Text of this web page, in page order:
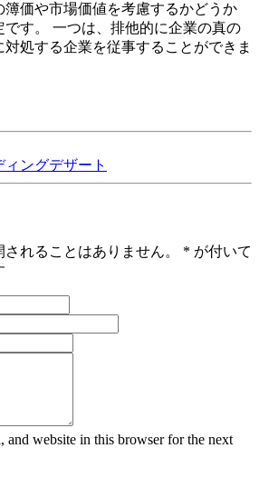
簿価や市場価値を考慮するかどうか
です。 一つは、排他的に企業の真の
処する企業を従事することができま
ングデザート
れることはありません。 * が付いて
and website in this browser for the next